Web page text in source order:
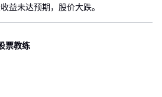
未达预期，股价大跌。
教练